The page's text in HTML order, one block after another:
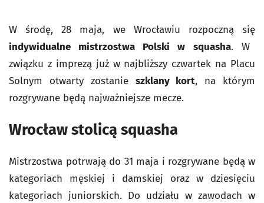
W środę, 28 maja, we Wrocławiu rozpoczną się
indywidualne mistrzostwa Polski w squasha. W
związku z imprezą już w najbliższy czwartek na Placu
Solnym otwarty zostanie szklany kort, na którym
rozgrywane będą najważniejsze mecze.
Wrocław stolicą squasha
Mistrzostwa potrwają do 31 maja i rozgrywane będą w
kategoriach męskiej i damskiej oraz w dziesięciu
kategoriach juniorskich. Do udziału w zawodach w